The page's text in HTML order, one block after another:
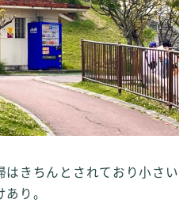
はきちんとされており小さい
り。